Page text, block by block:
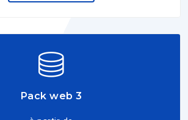
Pack web 3